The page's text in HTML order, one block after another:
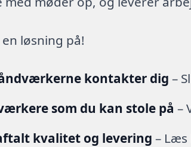
løsning på!
kontakter dig –
som du kan stole på –
kvalitet og levering –